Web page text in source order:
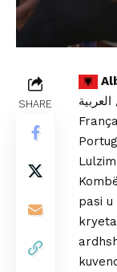
SHARE
العربية
pasi